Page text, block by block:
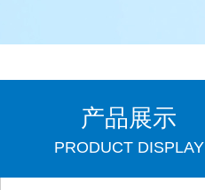
产品展示
PRODUCT DISPLAY